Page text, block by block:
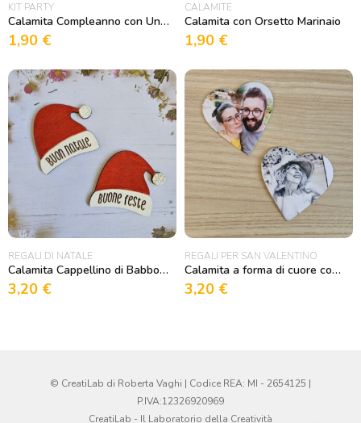
KIT PARTY
Calamita Compleanno con Unicorno e nuvoletta
1,90 €
CALAMITE
Calamita con Orsetto Marinaio
1,90 €
REGALI DI NATALE
Calamita Cappellino di Babbo Natale
3,20 €
REGALI PER SAN VALENTINO
Calamita a forma di cuore con stampa fotografica
3,20 €
© CreatiLab di Roberta Vaghi | Codice REA: MI - 2654125 |
P.IVA:12326920969
CreatiLab - Il Laboratorio della Creatività